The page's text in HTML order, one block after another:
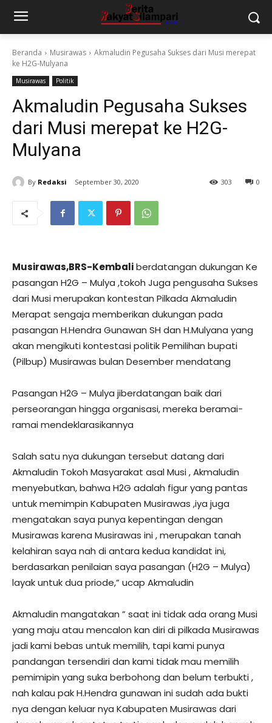
Beranda Musirawas
Akmaludin Pegusaha Sukses dari Musi merepat
ke H2G-Mulyana
Musirawas Politik
Akmaludin Pegusaha Sukses
dari Musi merepat ke H2G-
Mulyana
By Redaksi September 30, 2020 0
303
Musirawas,BRS-Kembaliberdatangan dukungan Ke
pasangan H2G – Mulya ,tokoh Juga pengusaha Sukses
dari Musi merupakan kontestan Pilkada Akmaludin
Merapat sengaja memberikan dukungan pada
pasangan H.Hendra Gunawan SH dan H.Mulyana yang
akan mengikuti kontestasi politik Pemilihan bupati
(Pilbup) Musirawas bulan Desember mendatang
Pasangan H2G – Mulya jiberdatangan baik dari
perseorangan hingga organisasi, mereka beramai-
ramai mendeklarasikannya
Salah satu nya dukungan tersebut datang dari
Akmaludin Tokoh Masyarakat asal Musi , Akmaludin
menyebutkan, bahwa H2G adalah figur yang pantas
untuk memimpin Kabupaten Musirawas ,iya juga
mengatakan saya punya kepentingan dengan
Musirawas karena Musirawas ini , merupakan tanah
kelahiran saya nah di antara kedua kandidat ini,
berdasarkan penilaian saya pasangan (H2G – Mulya)
layak untuk dua priode,” ucap Akmaludin
Akmaludin mangatakan ” saat ini tidak ada orang Musi
yang maju atau mencalon kan diri di pilkada Musirawas
jadi kami bebas untuk memilih, tapi kami punya
pandangan tersendiri dan kami tidak mau memilih
pemimipin yang suka berbohong dan belum terbukti ,
nah kalau pak H.Hendra gunawan ini sudah ada bukti
nya dengan keluar nya Kabupaten Musirawas dari